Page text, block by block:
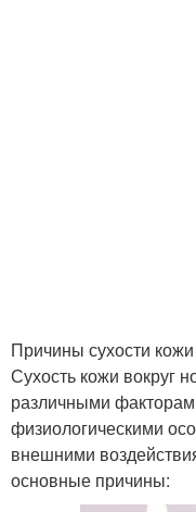
Причины сухости кожи
Сухость кожи вокруг
различными
физиологическими
внешними
основные причины: